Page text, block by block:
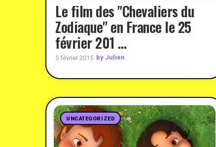
Le film des "Chevaliers du
Zodiaque" en France le 25
février 201 …
5 février 2015 by Julien
UNCATEGORIZED